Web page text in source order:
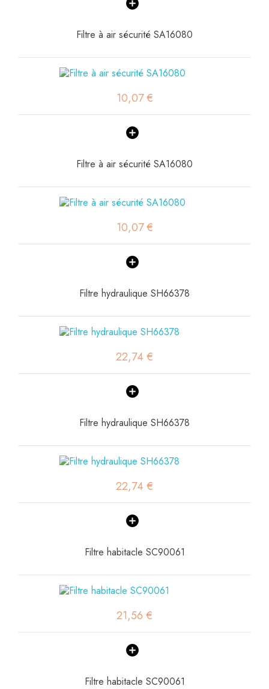
Filtre à air sécurité SA16080
10,07 €
Filtre à air sécurité SA16080
10,07 €
Filtre hydraulique SH66378
22,74 €
Filtre hydraulique SH66378
22,74 €
Filtre habitacle SC90061
21,56 €
Filtre habitacle SC90061